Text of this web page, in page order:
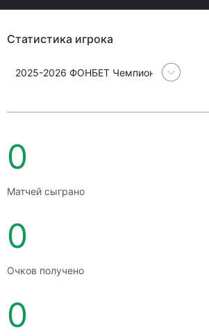
Статистика игрока
2025-2026 ФОНБЕТ Чемпионат
0
Матчей сыграно
0
Очков получено
0